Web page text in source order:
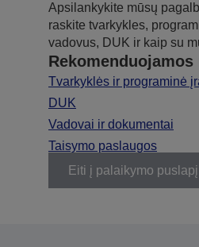
Apsilankykite mūsų
raskite tvarkykles,
vadovus, DUK ir kaip su
Tvarkyklės ir programinė
DUK
Vadovai ir dokumentai
Taisymo paslaugos
Eiti į palaikymo puslapį